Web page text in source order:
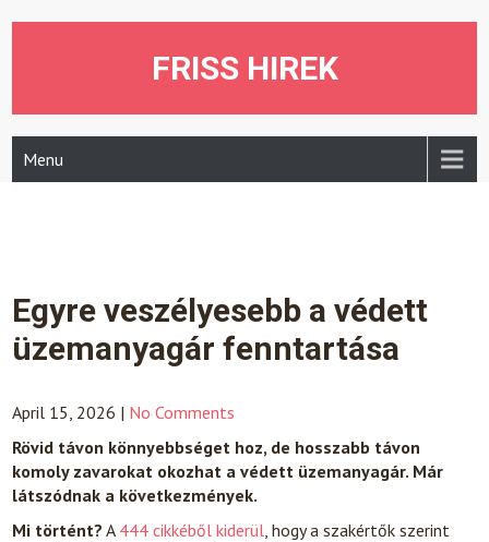
FRISS HIREK
Menu
Egyre veszélyesebb a védett
üzemanyagár fenntartása
April 15, 2026 | No Comments
Rövid távon könnyebbséget hoz, de hosszabb távon
komoly zavarokat okozhat a védett üzemanyagár. Már
látszódnak a következmények.
Mi történt? A 444 cikkéből kiderül, hogy a szakértők szerint